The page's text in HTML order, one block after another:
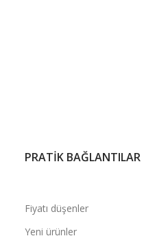
PRATİK BAĞLANTILAR
Fiyatı düşenler
Yeni ürünler